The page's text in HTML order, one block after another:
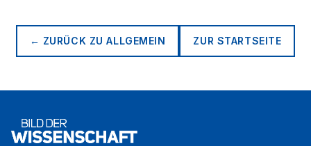
← ZURÜCK ZUALLGEMEIN ZUR STARTSEITE